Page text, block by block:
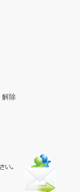
解除